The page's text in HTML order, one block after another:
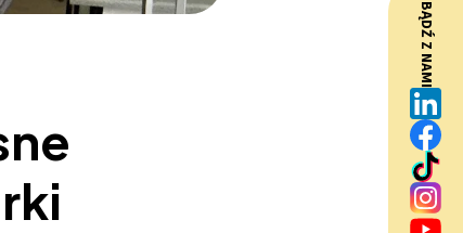
BĄDŹ Z NAMI